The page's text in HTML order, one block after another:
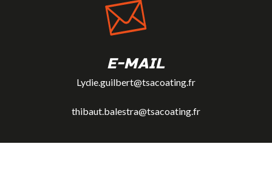
E-MAIL
Lydie.guilbert@tsacoating.fr
thibaut.balestra@tsacoating.fr